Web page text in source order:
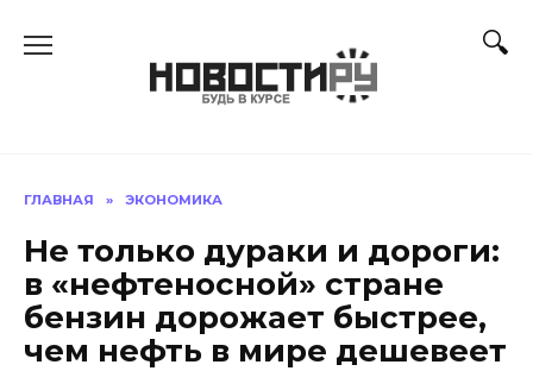
ГЛАВНАЯ » ЭКОНОМИКА
Не только дураки и дороги:
в «нефтеносной» стране
бензин дорожает быстрее,
чем нефть в мире дешевеет